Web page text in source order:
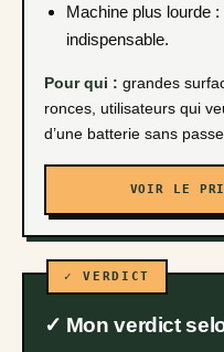
Machine plus lourde
indispensable.
Pour qui : grandes
ronces, utilisateurs qui
d’une batterie sans
VOIR LE
✓ Mon verdict